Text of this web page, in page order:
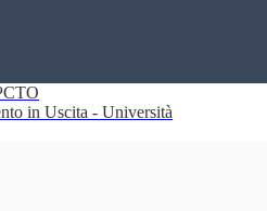
in Uscita - Università